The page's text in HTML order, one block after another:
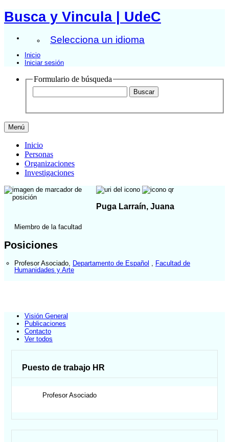
Busca y Vincula | UdeC
Selecciona un idioma
Inicio
Iniciar sesión
Formulario de búsqueda
Menú
Inicio
Personas
Organizaciones
Investigaciones
Puga Larraín, Juana
Miembro de la facultad
Posiciones
Profesor Asociado Departamento de Español
Facultad de
Humanidades y Arte
Visión General
Publicaciones
Contacto
Ver todos
Puesto de trabajo HR
Profesor Asociado